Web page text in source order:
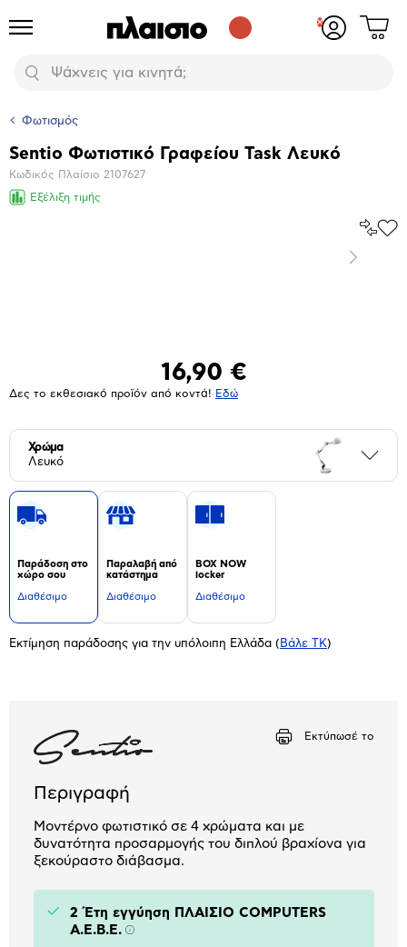
Προϊόντα
Αναζήτηση
Δες
Φωτισμός
Βασικά
χαρακτηριστικά
Sentio Φωτιστικό Γραφείου Task Λευκό
Κωδικός Πλαίσιο 2107627
Εξέλιξη τιμής
Επόμενο
16,90 €
Δες το εκθεσιακό προϊόν από κοντά! Eδώ
Χρώμα
Λευκό
Παράδοση στο
χώρο σου
Διαθέσιμο
Παραλαβή από
κατάστημα
Διαθέσιμο
BOX NOW
locker
Διαθέσιμο
Εκτίμηση παράδοσης για την υπόλοιπη Ελλάδα ( Βάλε ΤΚ)
Εκτύπωσέ το
Περιγραφή
Μοντέρνο φωτιστικό σε 4 χρώματα και με
δυνατότητα προσαρμογής του διπλού βραχίονα για
ξεκούραστο διάβασμα.
2 Έτη εγγύηση ΠΛΑΙΣΙΟ COMPUTERS
A.E.B.E. Πληροφορίες